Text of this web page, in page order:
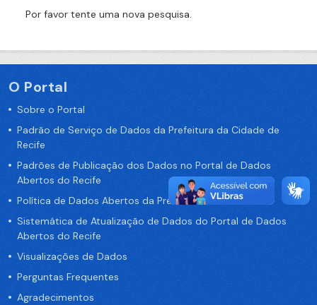
Por favor tente uma nova pesquisa.
O Portal
Sobre o Portal
Padrão de Serviço de Dados da Prefeitura da Cidade de
Recife
Padrões de Publicação dos Dados no Portal de Dados
Abertos do Recife
Política de Dados Abertos da Prefeitura do Recife
Sistemática de Atualização de Dados do Portal de Dados
Abertos do Recife
Visualizações de Dados
Perguntas Frequentes
Agradecimentos